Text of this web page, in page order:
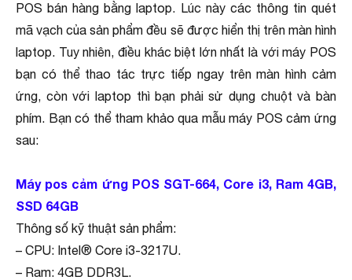
POS bán hàng bằng laptop. Lúc này các thông tin quét
mã vạch của sản phẩm đều sẽ được hiển thị trên màn hình
laptop. Tuy nhiên, điều khác biệt lớn nhất là với máy POS
bạn có thể thao tác trực tiếp ngay trên màn hình cảm
ứng, còn với laptop thì bạn phải sử dụng chuột và bàn
phím. Bạn có thể tham khảo qua mẫu máy POS cảm ứng
sau:
Máy pos cảm ứng POS SGT-664, Core i3, Ram 4GB,
SSD 64GB
Thông số kỹ thuật sản phẩm:
– CPU: Intel® Core i3-3217U.
– Ram: 4GB DDR3L.